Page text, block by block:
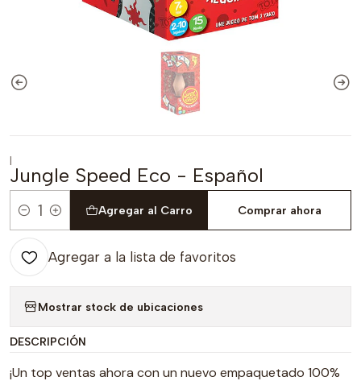
|
Jungle Speed Eco - Español
Cantidad
Agregar al Carro Comprar ahora
Agregar a la lista de favoritos
Mostrar stock de ubicaciones
DESCRIPCIÓN
¡Un top ventas ahora con un nuevo empaquetado 100%